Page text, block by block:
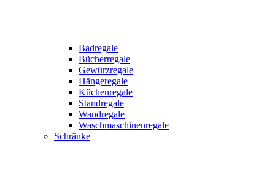
Badregale
Bücherregale
Gewürzregale
Hängeregale
Küchenregale
Standregale
Wandregale
Waschmaschinenregale
Schränke